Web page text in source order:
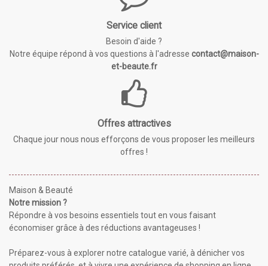
Service client
Besoin d'aide ?
Notre équipe répond à vos questions à l'adresse contact@maison-
et-beaute.fr
Offres attractives
Chaque jour nous nous efforçons de vous proposer les meilleurs
offres !
Maison & Beauté
Notre mission ?
Répondre à vos besoins essentiels tout en vous faisant
économiser grâce à des réductions avantageuses !
Préparez-vous à explorer notre catalogue varié, à dénicher vos